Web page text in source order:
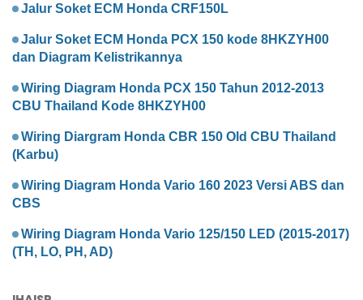
Jalur Soket ECM Honda CRF150L
Jalur Soket ECM Honda PCX 150 kode 8HKZYH00
dan Diagram Kelistrikannya
Wiring Diagram Honda PCX 150 Tahun 2012-2013
CBU Thailand Kode 8HKZYH00
Wiring Diargram Honda CBR 150 Old CBU Thailand
(Karbu)
Wiring Diagram Honda Vario 160 2023 Versi ABS dan
CBS
Wiring Diagram Honda Vario 125/150 LED (2015-2017)
(TH, LO, PH, AD)